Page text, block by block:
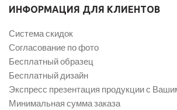
ИНФОРМАЦИЯ ДЛЯ КЛИЕНТОВ
Система скидок
Согласование по фото
Бесплатный образец
Бесплатный дизайн
Экспресс презентация продукции с
Минимальная сумма заказа